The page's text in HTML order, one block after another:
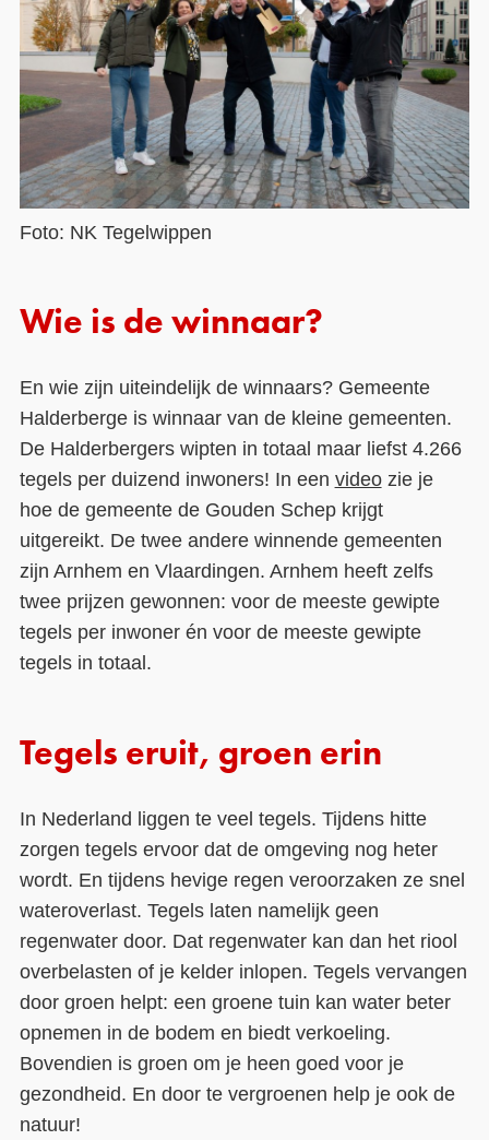
Foto: NK Tegelwippen
Wie is de winnaar?
En wie zijn uiteindelijk de winnaars? Gemeente
Halderberge is winnaar van de kleine gemeenten.
De Halderbergers wipten in totaal maar liefst 4.266
tegels per duizend inwoners! In een videozie je
hoe de gemeente de Gouden Schep krijgt
uitgereikt. De twee andere winnende gemeenten
zijn Arnhem en Vlaardingen. Arnhem heeft zelfs
twee prijzen gewonnen: voor de meeste gewipte
tegels per inwoner én voor de meeste gewipte
tegels in totaal.
Tegels eruit, groen erin
In Nederland liggen te veel tegels. Tijdens hitte
zorgen tegels ervoor dat de omgeving nog heter
wordt. En tijdens hevige regen veroorzaken ze snel
wateroverlast. Tegels laten namelijk geen
regenwater door. Dat regenwater kan dan het riool
overbelasten of je kelder inlopen. Tegels vervangen
door groen helpt: een groene tuin kan water beter
opnemen in de bodem en biedt verkoeling.
Bovendien is groen om je heen goed voor je
gezondheid. En door te vergroenen help je ook de
natuur!